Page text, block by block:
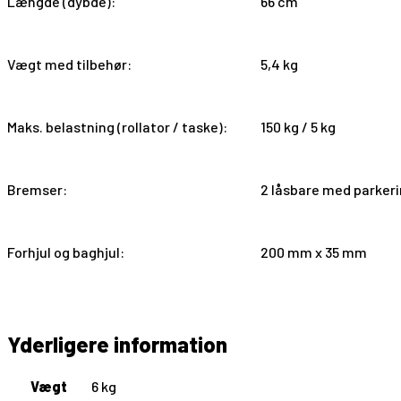
Vægt med tilbehør: 5,4 kg
Maks. belastning (rollator / taske): 150 kg / 5 kg
Bremser: 2 låsbare med
Forhjul og baghjul: 200 mm x 35 mm
Yderligere information
Vægt 6 kg